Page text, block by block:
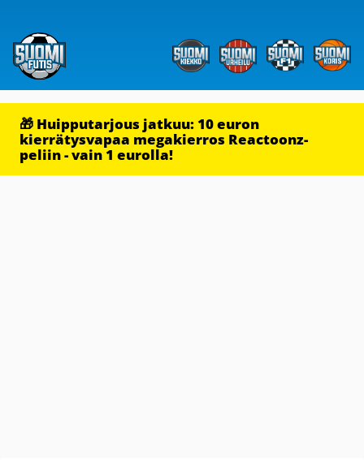
🎁 Huipputarjous jatkuu: 10 euron
kierrätysvapaa megakierros Reactoonz-
peliin - vain 1 eurolla!